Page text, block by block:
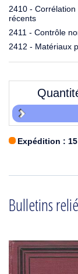
2410 -
récents
2411 - Contrôle
2412 - Matériaux
Expédition :
Bulletins